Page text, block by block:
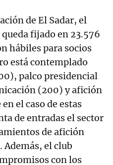
de El Sadar, el
fijado en 23.576
hábiles para socios
está contemplado
palco presidencial
(200) y afición
el caso de estas
de entradas el sector
de afición
Además, el club
con los